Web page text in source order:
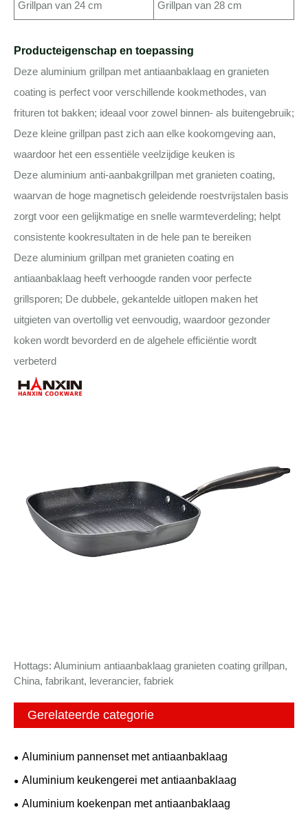
Grillpan van 24 cm Grillpan van 28 cm
Producteigenschap en toepassing
Deze aluminium grillpan met antiaanbaklaag en granieten
coating is perfect voor verschillende kookmethodes, van
frituren tot bakken; ideaal voor zowel binnen- als buitengebruik;
Deze kleine grillpan past zich aan elke kookomgeving aan,
waardoor het een essentiële veelzijdige keuken is
Deze aluminium anti-aanbakgrillpan met granieten coating,
waarvan de hoge magnetisch geleidende roestvrijstalen basis
zorgt voor een gelijkmatige en snelle warmteverdeling; helpt
consistente kookresultaten in de hele pan te bereiken
Deze aluminium grillpan met granieten coating en
antiaanbaklaag heeft verhoogde randen voor perfecte
grillsporen; De dubbele, gekantelde uitlopen maken het
uitgieten van overtollig vet eenvoudig, waardoor gezonder
koken wordt bevorderd en de algehele efficiëntie wordt
verbeterd
Hottags: Aluminium antiaanbaklaag granieten coating grillpan,
China, fabrikant, leverancier, fabriek
Gerelateerde categorie
Aluminium pannenset met antiaanbaklaag
Aluminium keukengerei met antiaanbaklaag
Aluminium koekenpan met antiaanbaklaag